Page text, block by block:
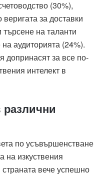
(30%),
за доставки
на таланти
аудиторията (24%).
допринасят за все по-
интелект в
различни
по усъвършенстване
на изкуствения
страната вече успешно